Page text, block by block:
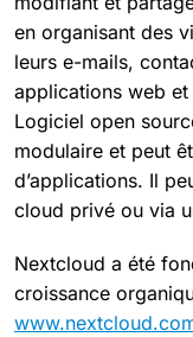
en organisant des
leurs e-mails,
applications web et
Logiciel open
modulaire et peut
d’applications. Il
cloud privé ou via
Nextcloud a été
croissance